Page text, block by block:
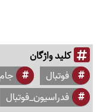
کلید واژگان
فوتبال
فدراسیون_فوتبال